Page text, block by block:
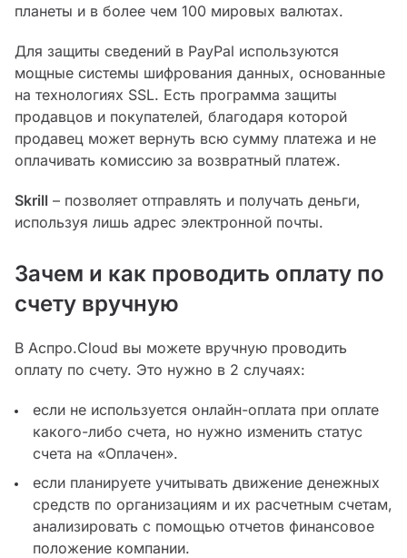
планеты и в более чем 100 мировых валютах.
Для защиты сведений в PayPal используются
мощные системы шифрования данных, основанные
на технологиях SSL. Есть программа защиты
продавцов и покупателей, благодаря которой
продавец может вернуть всю сумму платежа и не
оплачивать комиссию за возвратный платеж.
Skrill – позволяет отправлять и получать деньги,
используя лишь адрес электронной почты.
Зачем и как проводить оплату по
счету вручную
В Аспро.Cloud вы можете вручную проводить
оплату по счету. Это нужно в 2 случаях:
если не используется онлайн-оплата при оплате
какого-либо счета, но нужно изменить статус
счета на «Оплачен».
если планируете учитывать движение денежных
средств по организациям и их расчетным счетам,
анализировать с помощью отчетов финансовое
положение компании.